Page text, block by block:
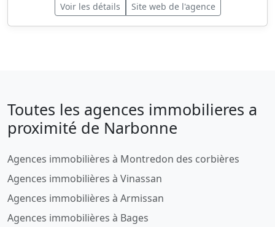
Voir les détails Site web de l'agence
Toutes les agences immobilieres a
proximité de Narbonne
Agences immobilières à Montredon des corbières
Agences immobilières à Vinassan
Agences immobilières à Armissan
Agences immobilières à Bages